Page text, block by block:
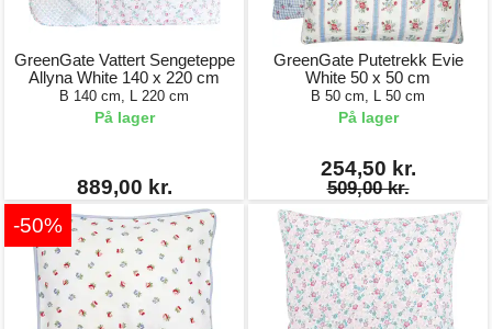
GreenGate Vattert Sengeteppe
Allyna White 140 x 220 cm
B 140 cm, L 220 cm
På lager
889,00 kr.
GreenGate Putetrekk Evie
White 50 x 50 cm
B 50 cm, L 50 cm
På lager
254,50 kr.
509,00 kr.
-50%